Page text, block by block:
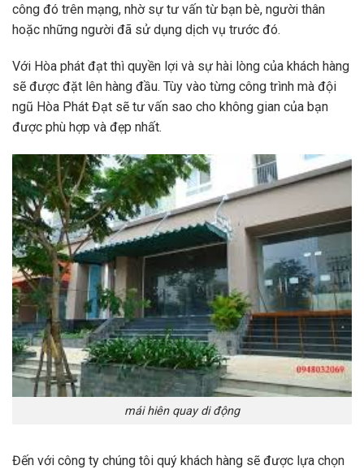
công đó trên mạng, nhờ sự tư vấn từ bạn bè, người thân
hoặc những người đã sử dụng dịch vụ trước đó.
Với Hòa phát đạt thì quyền lợi và sự hài lòng của khách hàng
sẽ được đặt lên hàng đầu. Tùy vào từng công trình mà đội
ngũ Hòa Phát Đạt sẽ tư vấn sao cho không gian của bạn
được phù hợp và đẹp nhất.
mái hiên quay di động
Đến với công ty chúng tôi quý khách hàng sẽ được lựa chọn